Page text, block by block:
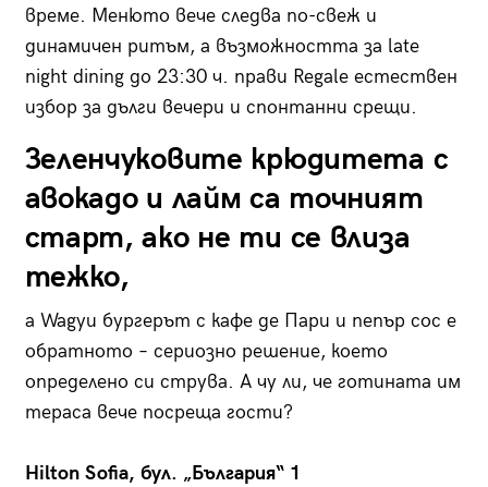
време. Менюто вече следва по-свеж и
динамичен ритъм, а възможността за late
night dining до 23:30 ч. прави Regale естествен
избор за дълги вечери и спонтанни срещи.
Зеленчуковите крюдитета с
авокадо и лайм са точният
старт, ако не ти се влиза
тежко,
а Wagyu бургерът с кафе де Пари и пепър сос е
обратното – сериозно решение, което
определено си струва. А чу ли, че готината им
тераса вече посреща гости?
Hilton Sofia, бул. „България“ 1